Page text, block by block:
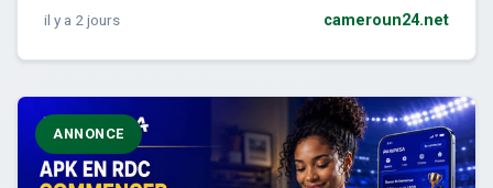
il y a 2 jours cameroun24.net
ANNONCE